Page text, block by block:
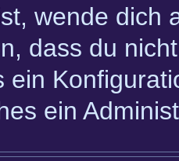
wende dich
dass du
ein
ein